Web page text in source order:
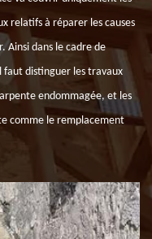
relatifs à réparer les causes
Ainsi dans le cadre de
faut distinguer les travaux
endommagée, et les
comme le remplacement